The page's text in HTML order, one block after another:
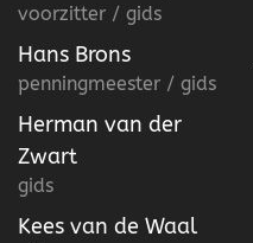
voorzitter / gids
Hans Brons
penningmeester / gids
Herman van der
Zwart
gids
Kees van de Waal